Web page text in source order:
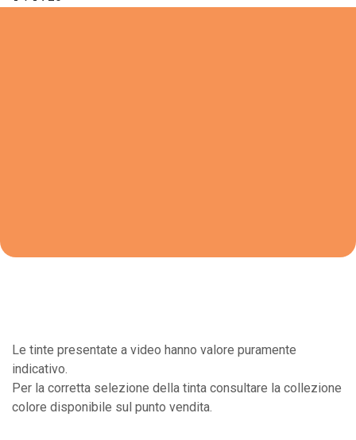
Le tinte presentate a video hanno valore puramente
indicativo.
Per la corretta selezione della tinta consultare la collezione
colore disponibile sul punto vendita.